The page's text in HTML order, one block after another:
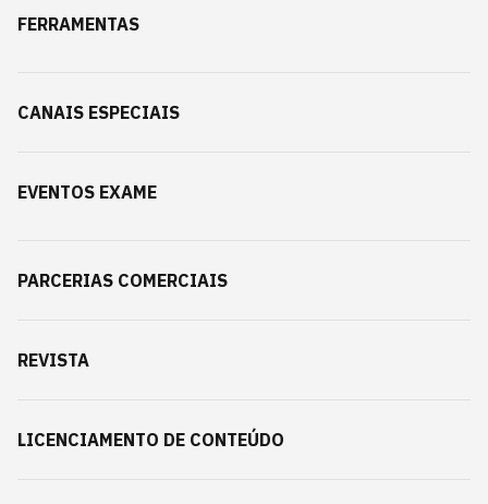
FERRAMENTAS
CANAIS ESPECIAIS
EVENTOS EXAME
PARCERIAS COMERCIAIS
REVISTA
LICENCIAMENTO DE CONTEÚDO